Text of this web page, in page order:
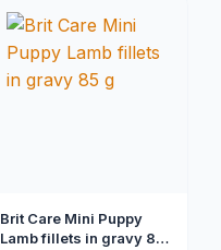
Brit Care Mini Puppy
Lamb fillets in gravy 85